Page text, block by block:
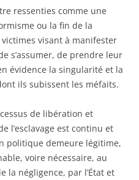
ressenties comme une
ou la fin de la
visant à manifester
s’assumer, de prendre leur
évidence la singularité et la
ils subissent les méfaits.
de libération et
l’esclavage est continu et
politique demeure légitime,
voire nécessaire, au
la négligence, par l’État et